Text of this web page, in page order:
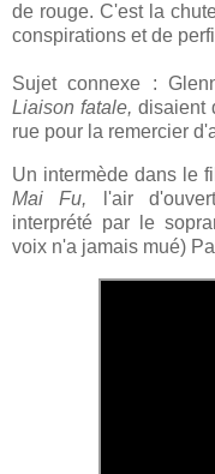
de rouge. C'est la
conspirations et de
Sujet connexe :
Liaison fatale, disaient
rue pour la remercier
Un intermède dans le
Mai Fu, l'air
interprété par le
voix n'a jamais mué)